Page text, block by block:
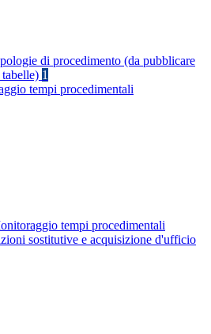
di procedimento (da pubblicare
1
tempi procedimentali
tempi procedimentali
sostitutive e acquisizione d'ufficio